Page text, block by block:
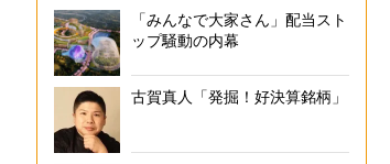
「みんなで大家さん」配当スト
ップ騒動の内幕
古賀真人「発掘！好決算銘柄」